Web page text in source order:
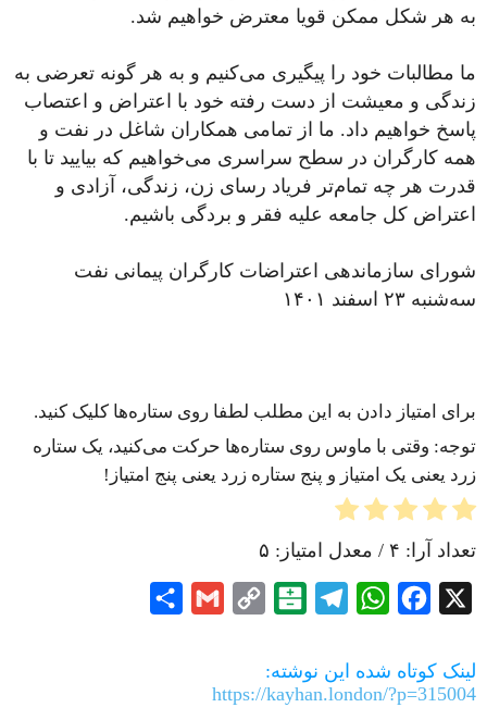
به هر شکل ممکن قویا معترض خواهیم شد.
ما مطالبات خود را پیگیری می‌کنیم و به هر گونه تعرضی به
زندگی و معیشت از دست رفته خود با اعتراض و اعتصاب
پاسخ خواهیم داد. ما از تمامی همکاران شاغل در نفت و
همه کارگران در سطح سراسری می‌خواهیم که بیایید تا با
قدرت هر چه تمام‌تر فریاد رسای زن، زندگی، آزادی و
اعتراض کل جامعه علیه فقر و بردگی باشیم.
شورای سازماندهی اعتراضات کارگران پیمانی نفت
سه‌شنبه ۲۳ اسفند ۱۴۰۱
برای امتیاز دادن به این مطلب لطفا روی ستاره‌ها کلیک کنید.
توجه: وقتی با ماوس روی ستاره‌ها حرکت می‌کنید، یک ستاره
زرد یعنی یک امتیاز و پنج ستاره زرد یعنی پنج امتیاز!
تعداد آرا: ۴ / معدل امتیاز: ۵
X
Facebook
WhatsApp
Telegram
Balatarin
Copy
Gmail
لینک کوتاه شده این نوشته:
https://kayhan.london/?p=315004